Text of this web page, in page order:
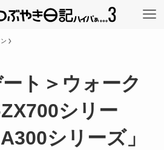
ト＞ウォーク
シリー
シリーズ」